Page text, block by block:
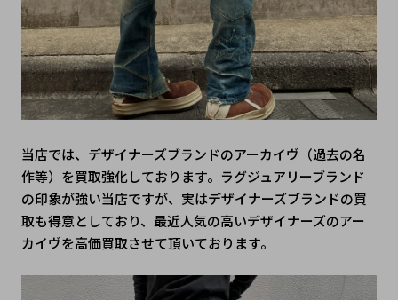
当店では、デザイナーズブランドのアーカイヴ（過去の名
作等）を買取強化しております。ラグジュアリーブランド
の印象が強い当店ですが、実はデザイナーズブランドの買
取も得意としており、最近人気の高いデザイナーズのアー
カイヴを高価買取させて頂いております。